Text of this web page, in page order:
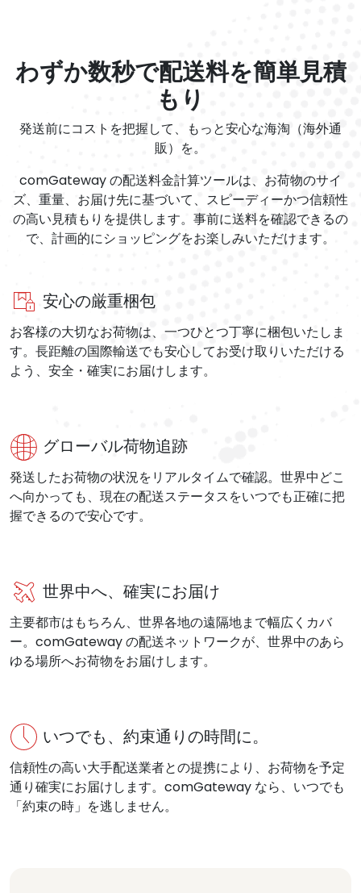
わずか数秒で配送料を簡単見積
もり
発送前にコストを把握して、もっと安心な海淘（海外通
販）を。
comGateway の配送料金計算ツールは、お荷物のサイ
ズ、重量、お届け先に基づいて、スピーディーかつ信頼性
の高い見積もりを提供します。事前に送料を確認できるの
で、計画的にショッピングをお楽しみいただけます。
安心の厳重梱包
お客様の大切なお荷物は、一つひとつ丁寧に梱包いたしま
す。長距離の国際輸送でも安心してお受け取りいただける
よう、安全・確実にお届けします。
グローバル荷物追跡
発送したお荷物の状況をリアルタイムで確認。世界中どこ
へ向かっても、現在の配送ステータスをいつでも正確に把
握できるので安心です。
世界中へ、確実にお届け
主要都市はもちろん、世界各地の遠隔地まで幅広くカバ
ー。comGateway の配送ネットワークが、世界中のあら
ゆる場所へお荷物をお届けします。
いつでも、約束通りの時間に。
信頼性の高い大手配送業者との提携により、お荷物を予定
通り確実にお届けします。comGateway なら、いつでも
「約束の時」を逃しません。